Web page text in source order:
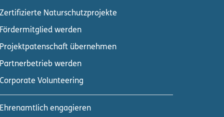
Zertifizierte Naturschutzprojekte
Fördermitglied werden
Projektpatenschaft übernehmen
Partnerbetrieb werden
Corporate Volunteering
Divider
Ehrenamtlich engagieren